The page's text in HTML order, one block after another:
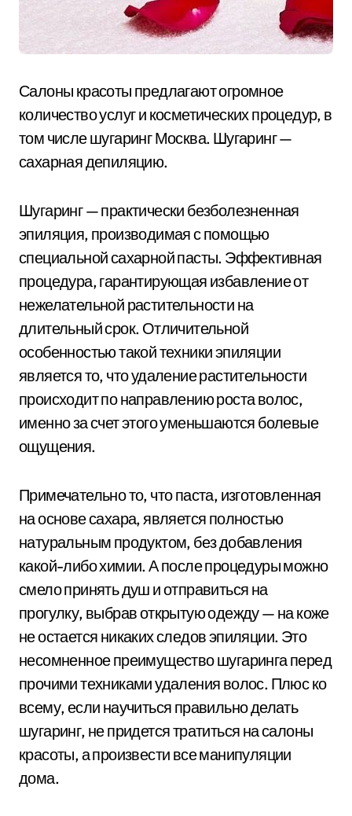
Салоны красоты предлагают огромное
количество услуг и косметических процедур, в
том числе шугаринг Москва. Шугаринг —
сахарная депиляцию.
Шугаринг — практически безболезненная
эпиляция, производимая с помощью
специальной сахарной пасты. Эффективная
процедура, гарантирующая избавление от
нежелательной растительности на
длительный срок. Отличительной
особенностью такой техники эпиляции
является то, что удаление растительности
происходит по направлению роста волос,
именно за счет этого уменьшаются болевые
ощущения.
Примечательно то, что паста, изготовленная
на основе сахара, является полностью
натуральным продуктом, без добавления
какой-либо химии. А после процедуры можно
смело принять душ и отправиться на
прогулку, выбрав открытую одежду — на коже
не остается никаких следов эпиляции. Это
несомненное преимущество шугаринга перед
прочими техниками удаления волос. Плюс ко
всему, если научиться правильно делать
шугаринг, не придется тратиться на салоны
красоты, а произвести все манипуляции
дома.